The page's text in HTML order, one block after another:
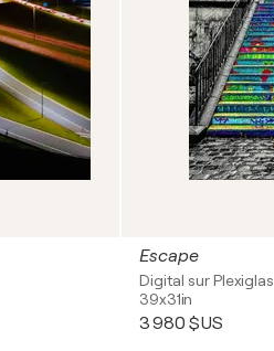
Escape
Digital sur Plexiglas
39x31in
3 980 $US